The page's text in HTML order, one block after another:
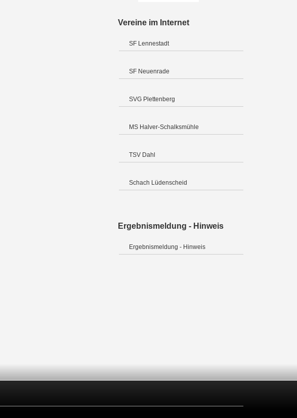
Vereine im Internet
SF Lennestadt
SF Neuenrade
SVG Plettenberg
MS Halver-Schalksmühle
TSV Dahl
Schach Lüdenscheid
Ergebnismeldung - Hinweis
Ergebnismeldung - Hinweis